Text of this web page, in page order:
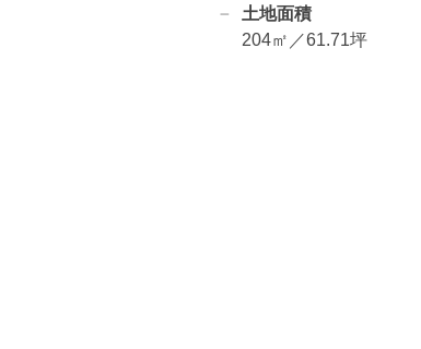
土地面積
204㎡／61.71坪